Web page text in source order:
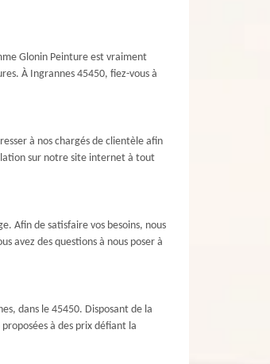
Glonin Peinture est vraiment
À Ingrannes 45450, fiez-vous à
à nos chargés de clientèle afin
sur notre site internet à tout
Afin de satisfaire vos besoins, nous
avez des questions à nous poser à
dans le 45450. Disposant de la
à des prix défiant la